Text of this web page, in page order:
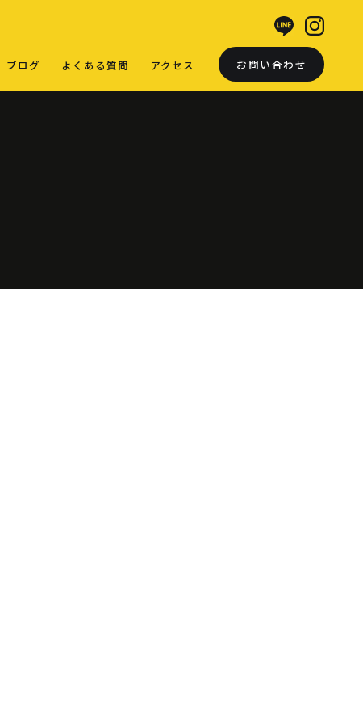
ブログ よくある質問 アクセス お問い合わせ